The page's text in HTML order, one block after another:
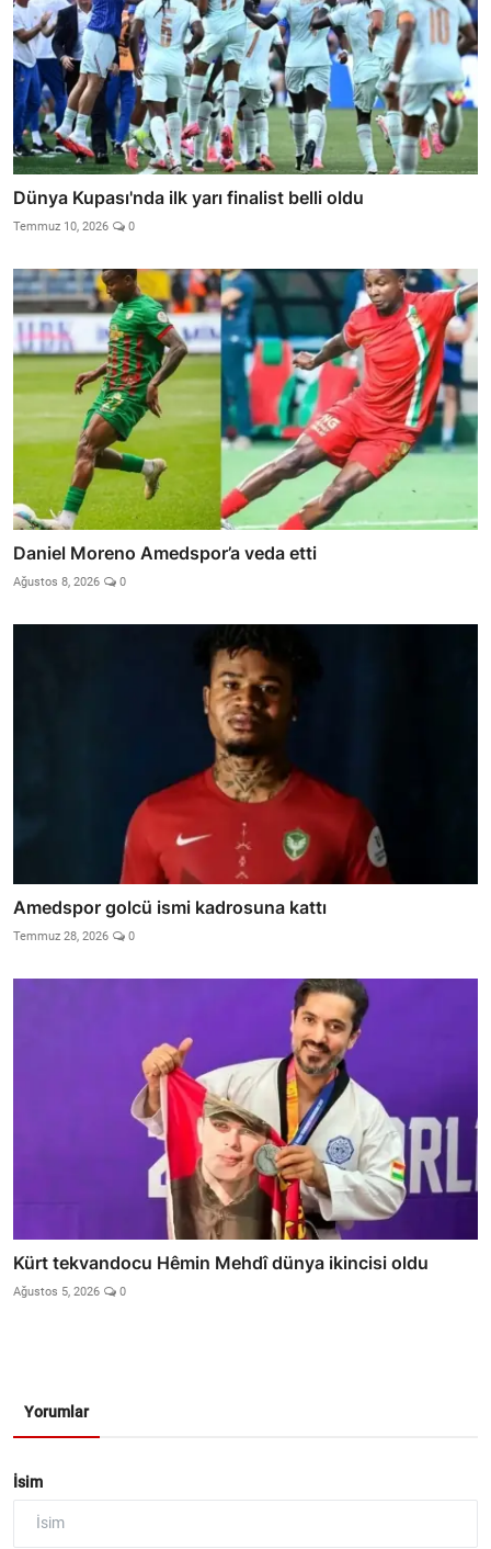
Dünya Kupası'nda ilk yarı finalist belli oldu
Temmuz 10, 2026 0
Daniel Moreno Amedspor’a veda etti
Ağustos 8, 2026 0
Amedspor golcü ismi kadrosuna kattı
Temmuz 28, 2026 0
Kürt tekvandocu Hêmin Mehdî dünya ikincisi oldu
Ağustos 5, 2026 0
Yorumlar
İsim